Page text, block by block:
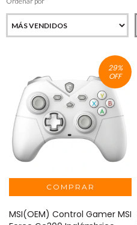
29%
OFF
MSI(OEM) Control Gamer MSI